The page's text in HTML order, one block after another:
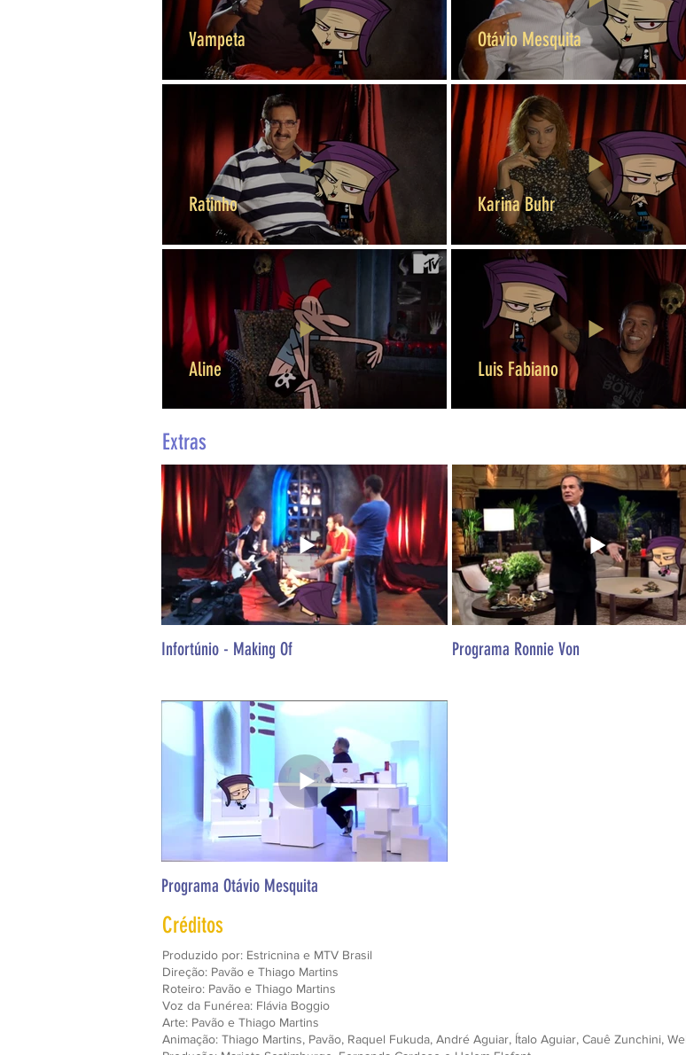
Vampeta
Ratinho
Aline
Otávio Mesquita
Karina Buhr
Luis Fabiano
Extras
Infortúnio - Making Of Programa Ronnie Von
Programa Otávio Mesquita
Créditos
Produzido por: Estricnina e MTV Brasil
Direção: Pavão e Thiago Martins
Roteiro: Pavão e Thiago Martins
Voz da Funérea: Flávia Boggio
Arte: Pavão e Thiago Martins
Animação: Thiago Martins, Pavão, Raquel Fukuda, André Aguiar, Ítalo Aguiar, Cauê Zunchini,